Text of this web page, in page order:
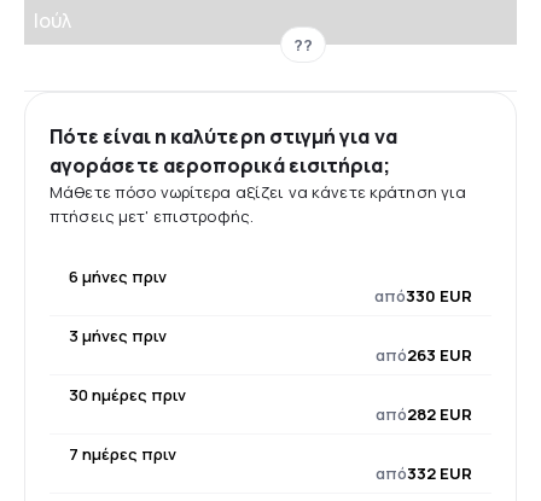
Ιούλ
??
Πότε είναι η καλύτερη στιγμή για να
αγοράσετε αεροπορικά εισιτήρια;
Μάθετε πόσο νωρίτερα αξίζει να κάνετε κράτηση για
πτήσεις μετ' επιστροφής.
6 μήνες πριν
από330 EUR
3 μήνες πριν
από263 EUR
30 ημέρες πριν
από282 EUR
7 ημέρες πριν
από332 EUR